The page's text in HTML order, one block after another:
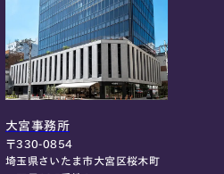
大宮事務所
〒330-0854
埼玉県さいたま市大宮区桜木町